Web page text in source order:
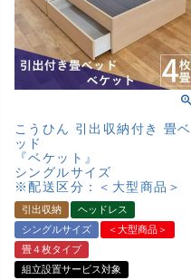
こうひん 引出収納付き 畳ベ
ッド
『ベケット』
シングルサイズ
※配送区分：＜大型商品＞
引出収納
ヘッドレス
シングルサイズ
＜大型商品＞
畳４枚タイプ
組立設置サービス対象